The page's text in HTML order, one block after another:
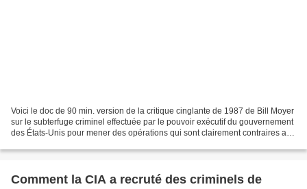
Voici le doc de 90 min. version de la critique cinglante de 1987 de Bill Moyer
sur le subterfuge criminel effectuée par le pouvoir exécutif du gouvernement
des États-Unis pour mener des opérations qui sont clairement contraires aux
Comment la CIA a recruté des criminels de